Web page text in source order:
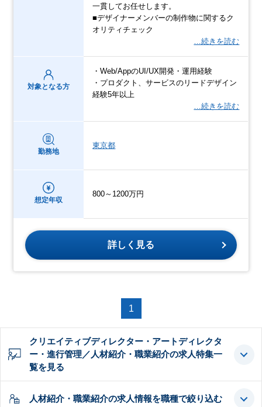
一貫してお任せします。
■デザイナーメンバーの制作物に関するク
オリティチェック
…続きを読む
対象となる方
・Web/AppのUI/UX開発・運用経験
・プロダクト、サービスのリードデザイン
経験5年以上
…続きを読む
勤務地
東京都
想定年収
800～1200万円
詳しく見る
1
クリエイティブディレクター・アートディレクタ
ー・進行管理／人材紹介・職業紹介の求人特集一
覧を見る
人材紹介・職業紹介の求人情報を職種で絞り込む